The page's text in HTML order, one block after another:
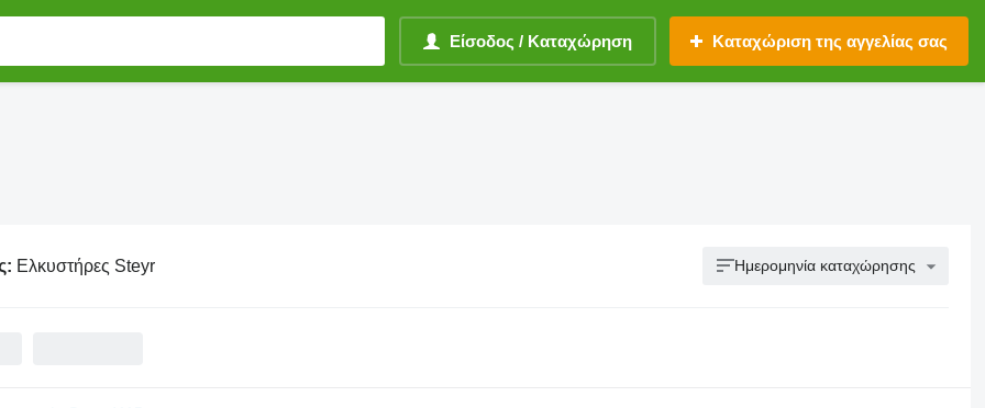
Είσοδος / Καταχώρηση Καταχώριση της αγγελίας σας
Ελκυστήρες Steyr Ημερομηνία καταχώρησης